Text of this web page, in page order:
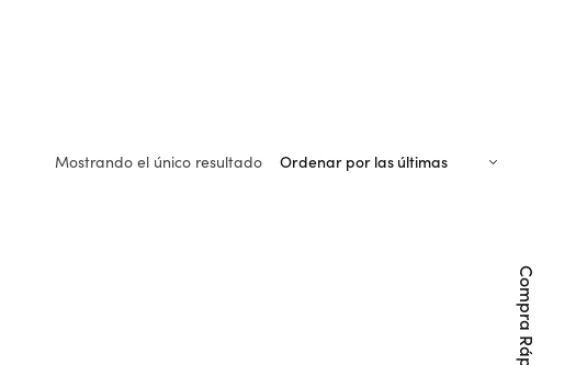
Mostrando el único resultado
Compra Rápida